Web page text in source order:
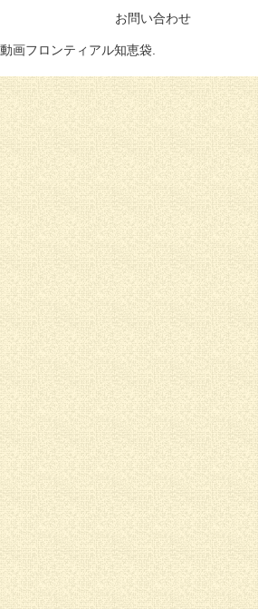
お問い合わせ
画フロンティアル知恵袋.